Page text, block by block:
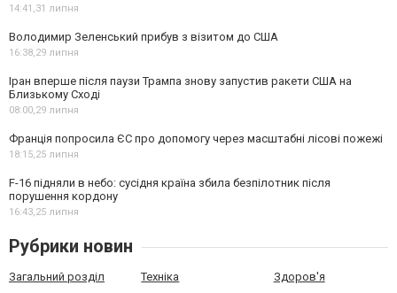
14:41,31 липня
Володимир Зеленський прибув з візитом до США
16:38,29 липня
Іран вперше після паузи Трампа знову запустив ракети США на
Близькому Сході
08:00,29 липня
Франція попросила ЄС про допомогу через масштабні лісові пожежі
18:15,25 липня
F-16 підняли в небо: сусідня країна збила безпілотник після
порушення кордону
16:43,25 липня
Рубрики новин
Загальний розділ Техніка Здоров'я